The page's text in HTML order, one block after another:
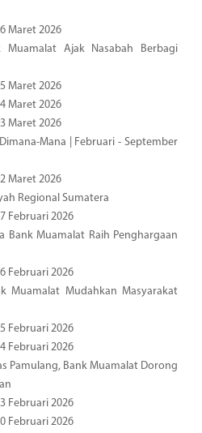
Maret 2026
Muamalat Ajak Nasabah Berbagi
Maret 2026
Maret 2026
Maret 2026
Mana | Februari - September
Maret 2026
Regional Sumatera
Februari 2026
Bank Muamalat Raih Penghargaan
Februari 2026
Muamalat Mudahkan Masyarakat
Februari 2026
Februari 2026
Pamulang, Bank Muamalat Dorong
Februari 2026
Februari 2026